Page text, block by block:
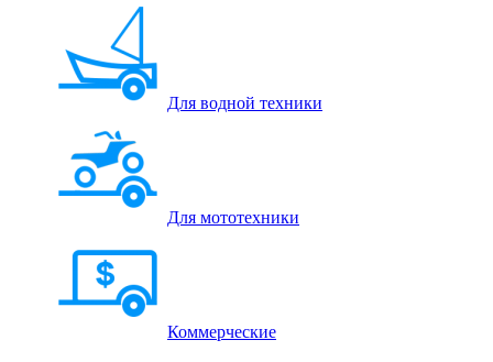
Для водной техники
Для мототехники
Коммерческие